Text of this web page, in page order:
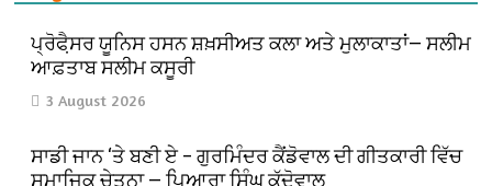
ਪ੍ਰੋਫੈ਼ਸਰ ਯੂਨਿਸ ਹਸਨ ਸ਼ਖ਼ਸੀਅਤ ਕਲਾ ਅਤੇ ਮੁਲਾਕਾਤਾਂ— ਸਲੀਮ
ਆਫ਼ਤਾਬ ਸਲੀਮ ਕਸੂਰੀ
3 August 2026
ਸਾਡੀ ਜਾਨ ‘ਤੇ ਬਣੀ ਏ – ਗੁਰਮਿੰਦਰ ਕੈਂਡੋਵਾਲ ਦੀ ਗੀਤਕਾਰੀ ਵਿੱਚ
ਸਮਾਜਿਕ ਚੇਤਨਾ — ਪਿਆਰਾ ਸਿੰਘ ਕੁੱਦੋਵਾਲ